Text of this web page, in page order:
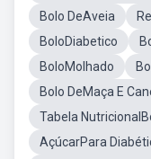
Bolo DeAveia
BoloDiabetico
BoloMolhado
Bolo DeMaça E
Tabela
AçúcarPara